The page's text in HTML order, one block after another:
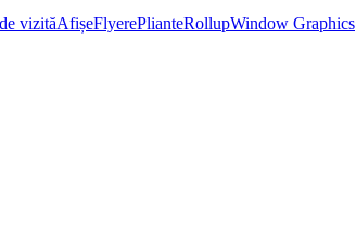
vizităAfișeFlyerePlianteRollupWindow Graphics